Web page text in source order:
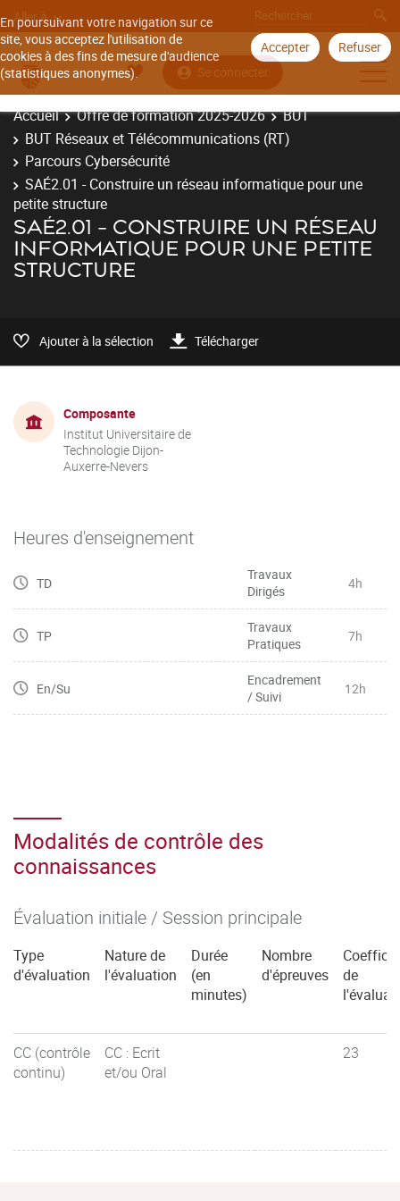
En poursuivant votre navigation sur ce
site, vous acceptez l'utilisation de
cookies à des fins de mesure d'audience
(statistiques anonymes).
Accepter Refuser
Aller à
Se connecter
Accueil Offre de formation 2025-2026
BUT
BUT Réseaux et Télécommunications (RT)
Parcours Cybersécurité
SAÉ2.01 - Construire un réseau informatique pour une
petite structure
SAÉ2.01 - CONSTRUIRE UN RÉSEAU
INFORMATIQUE POUR UNE PETITE
STRUCTURE
Ajouter à la sélection Télécharger
Composante
Institut Universitaire de
Technologie Dijon-
Auxerre-Nevers
Heures d'enseignement
TD
Travaux
Dirigés
4h
TP
Travaux
Pratiques
7h
En/Su
Encadrement
/ Suivi
12h
Modalités de contrôle des
connaissances
Évaluation initiale / Session principale
Type
d'évaluation
Nature de
l'évaluation
Durée
(en
minutes)
Nombre
d'épreuves
de
CC (contrôle
continu)
CC : Ecrit
et/ou Oral
23